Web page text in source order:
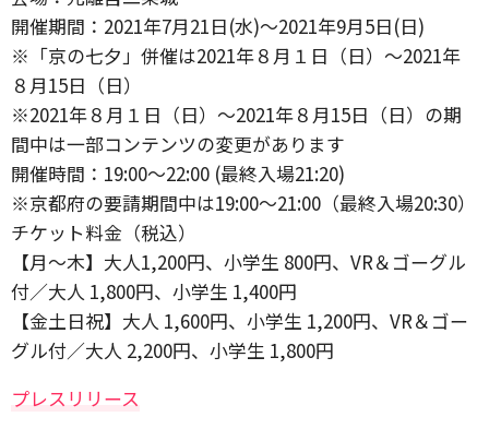
開催期間：2021年7月21日(水)～2021年9月5日(日)
※「京の七夕」併催は2021年８月１日（日）〜2021年
８月15日（日）
※2021年８月１日（日）〜2021年８月15日（日）の期
間中は一部コンテンツの変更があります
開催時間：19:00～22:00 (最終入場21:20)
※京都府の要請期間中は19:00〜21:00（最終入場20:30）
チケット料金（税込）
【月～木】大人1,200円、小学生 800円、VR＆ゴーグル
付／大人 1,800円、小学生 1,400円
【金土日祝】大人 1,600円、小学生 1,200円、VR＆ゴー
グル付／大人 2,200円、小学生 1,800円
プレスリリース